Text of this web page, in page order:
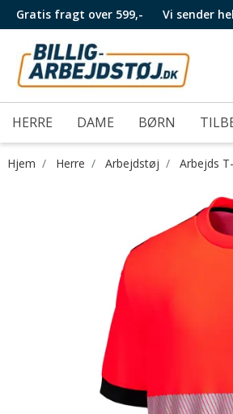
Gratis fragt over 599,- Vi sender
HERRE DAME BØRN
Hjem Herre Arbejdstøj Arbejds